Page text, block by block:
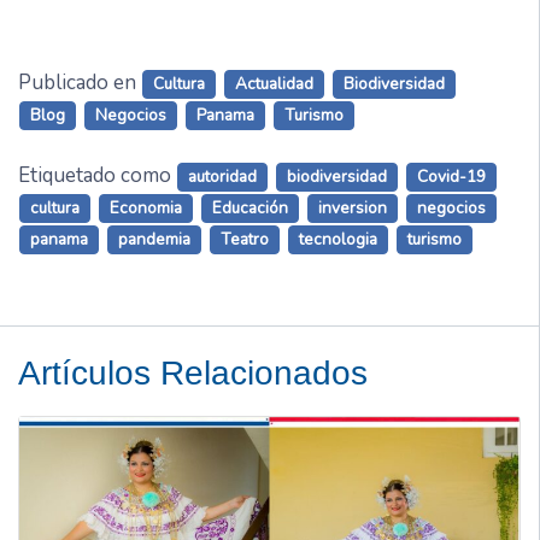
Publicado en Cultura Actualidad
Biodiversidad
Blog
Negocios Panama Turismo
Etiquetado como autoridad biodiversidad
Covid-19
cultura
Economia Educación inversion
negocios
panama
pandemia Teatro tecnologia turismo
Artículos Relacionados